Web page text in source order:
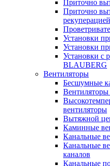
Приточно
Приточно
Установки
Установки
Установки с
BLAUBERG
Вентиляторы
Бесшумные
вентиляторы
Вытяжной
Каминные
Канальные
Канальные
каналов
Канальные